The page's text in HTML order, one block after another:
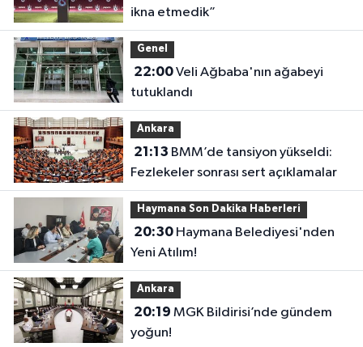
ikna etmedik”
Genel
22:00Veli Ağbaba'nın ağabeyi
tutuklandı
Ankara
21:13
Fezlekeler sonrası sert açıklamalar
Haymana Son Dakika Haberleri
20:30Haymana Belediyesi'nden
Yeni Atılım!
Ankara
20:19
yoğun!